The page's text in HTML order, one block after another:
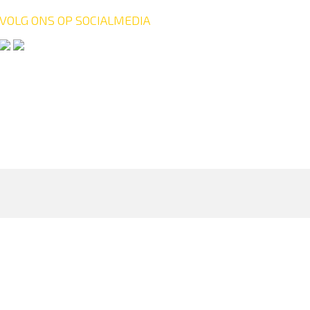
VOLG ONS OP SOCIALMEDIA